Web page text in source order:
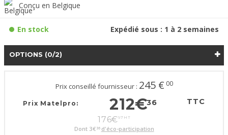
Conçu en Belgique
En stock Expédié sous : 1 à 2 semaines
OPTIONS (0/2)
Prix conseillé fournisseur : 245 € 00
Prix Matelpro: 212€36 TTC
176€97 HT
Dont 3€ 36 d'éco-participation